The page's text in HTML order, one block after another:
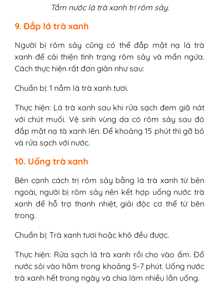
Tắm nước lá trà xanh trị rôm sảy.
9. Đắp lá trà xanh
Người bị rôm sảy cũng có thể đắp mặt nạ lá trà
xanh để cải thiện tình trạng rôm sảy và mẩn ngứa.
Cách thực hiện rất đơn giản như sau:
Chuẩn bị: 1 nắm lá trà xanh tươi.
Thực hiện: Lá trà xanh sau khi rửa sạch đem giã nát
với chút muối. Vệ sinh vùng da có rôm sảy sau đó
đắp mặt nạ tà xanh lên. Để khoảng 15 phút thì gỡ bỏ
và rửa sạch với nước.
10. Uống trà xanh
Bên cạnh cách trị rôm sảy bằng lá trà xanh từ bên
ngoài, người bị rôm sảy nên kết hợp uống nước trà
xanh để hỗ trợ thanh nhiệt, giải độc cơ thể từ bên
trong.
Chuẩn bị: Trà xanh tươi hoặc khô đều được.
Thực hiện: Rửa sạch lá trà xanh rồi cho vào ấm. Đổ
nước sôi vào hãm trong khoảng 5-7 phút. Uống nước
trà xanh hết trong ngày và chia làm nhiều lần uống.